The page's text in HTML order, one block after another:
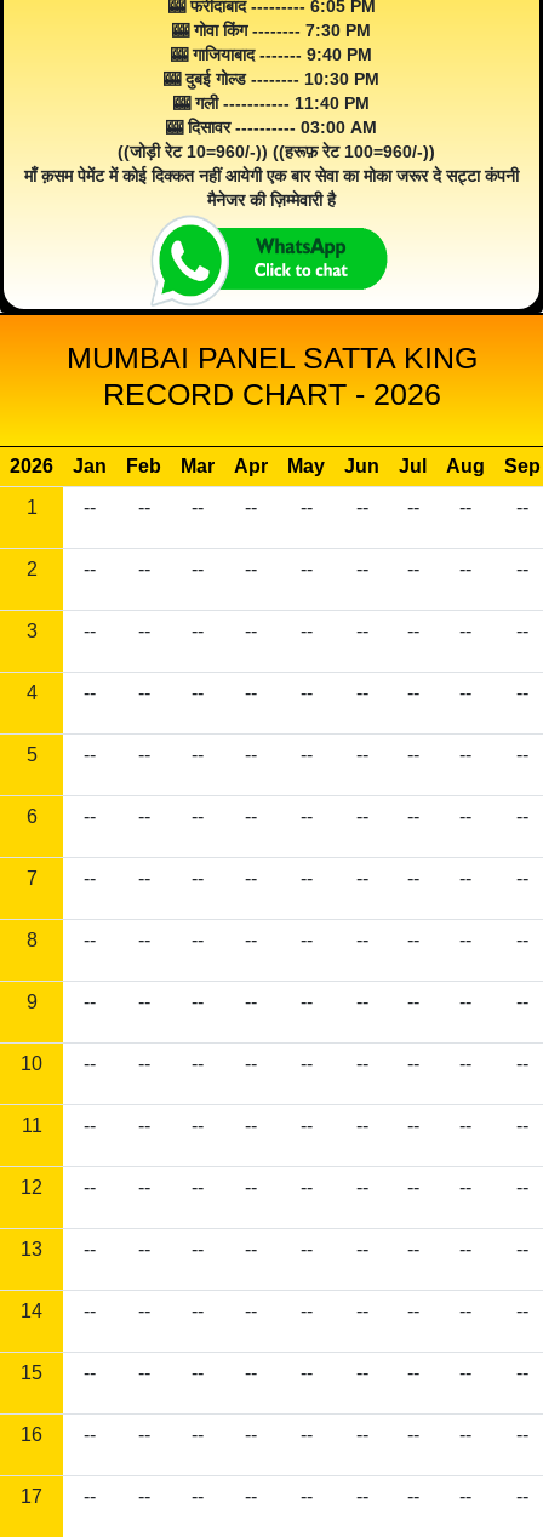
🎰 फरीदाबाद --------- 6:05 PM
🎰 गोवा किंग -------- 7:30 PM
🎰 गाजियाबाद ------- 9:40 PM
🎰 दुबई गोल्ड -------- 10:30 PM
🎰 गली ----------- 11:40 PM
🎰 दिसावर ---------- 03:00 AM
((जोड़ी रेट 10=960/-)) ((हरूफ़ रेट 100=960/-))
माँ क़सम पेमेंट में कोई दिक्कत नहीं आयेगी एक बार सेवा का मोका जरूर दे सट्टा कंपनी
मैनेजर की ज़िम्मेवारी है
MUMBAI PANEL SATTA KING
RECORD CHART - 2026
2026 Jan Feb Mar Apr May Jun Jul Aug
Sep
1
-- -- -- -- -- -- -- -- --
2 -- -- -- -- -- -- -- -- --
3 -- -- -- -- -- -- -- -- --
4 -- -- -- -- -- -- -- -- --
5 -- -- -- -- -- -- -- -- --
6 -- -- -- -- -- -- -- -- --
7 -- -- -- -- -- -- -- -- --
8 -- -- -- -- -- -- -- -- --
9 -- -- -- -- -- -- -- -- --
10 -- -- -- -- -- -- -- -- --
11 -- -- -- -- -- -- -- -- --
12 -- -- -- -- -- -- -- -- --
13 -- -- -- -- -- -- -- -- --
14 -- -- -- -- -- -- -- -- --
15 -- -- -- -- -- -- -- -- --
16 -- -- -- -- -- -- -- -- --
17 -- -- -- -- -- -- -- -- --